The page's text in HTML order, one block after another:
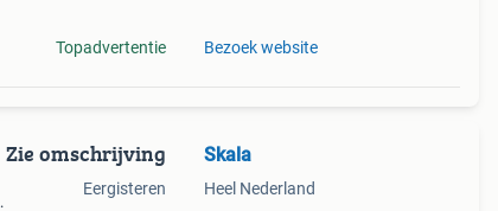
Topadvertentie Bezoek website
Zie omschrijving
Eergisteren
Skala
Heel Nederland